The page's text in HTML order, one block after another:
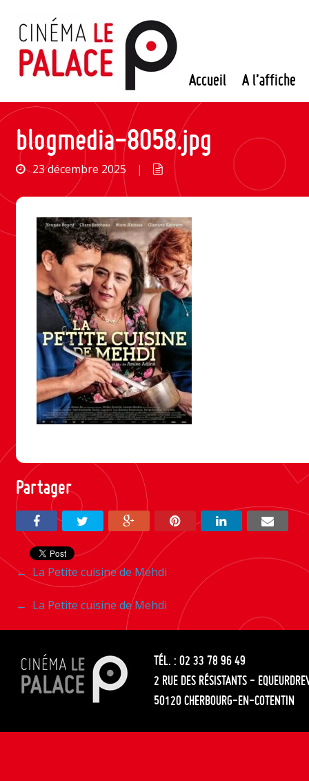
contenu
Accueil A l’affiche
blogmedia-8058.jpg
23 décembre 2025 |
Partager
Navigation
entre
les
articles
← La Petite cuisine de Mehdi
Navigation
entre
les
articles
← La Petite cuisine de Mehdi
TÉL. : 02 33 78 96 49
2 RUE DES RÉSISTANTS -
50120 CHERBOURG-EN-COTENTIN